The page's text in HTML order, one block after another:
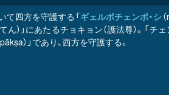
て四方を守護する「ギェルポチェンポ・シ
ん）」にあたるチョキョン（護法尊）。「
）」であり、西方を守護する。